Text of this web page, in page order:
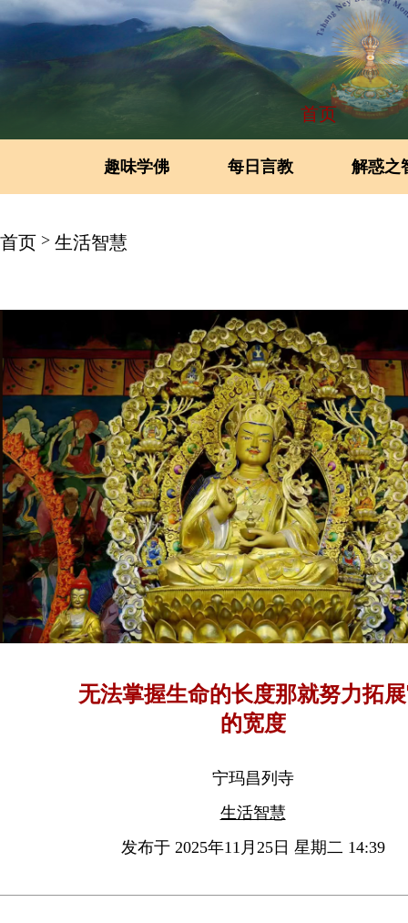
首页
趣味学佛 每日言教 解惑之
首页 > 生活智慧
无法掌握生命的长度那就努力拓
的宽度
宁玛昌列寺
生活智慧
发布于 2025年11月25日 星期二 14:39